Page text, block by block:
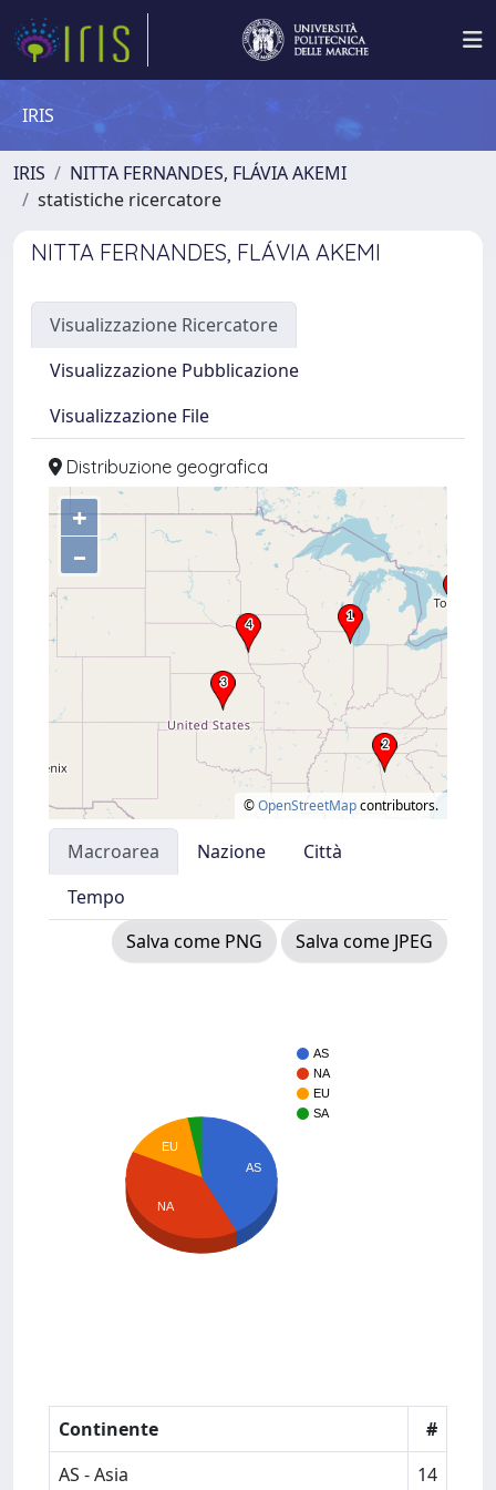
IRIS
IRIS
NITTA FERNANDES, FLÁVIA AKEMI
statistiche ricercatore
NITTA FERNANDES, FLÁVIA AKEMI
Visualizzazione Ricercatore
Visualizzazione Pubblicazione
Visualizzazione File
Distribuzione geografica
+
–
©OpenStreetMapcontributors.
Macroarea Nazione
Città
Tempo
Salva come PNG
Salva come JPEG
AS
NA
EU
SA
AS
EU
NA
Continente
#
AS - Asia
14